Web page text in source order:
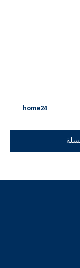
home24